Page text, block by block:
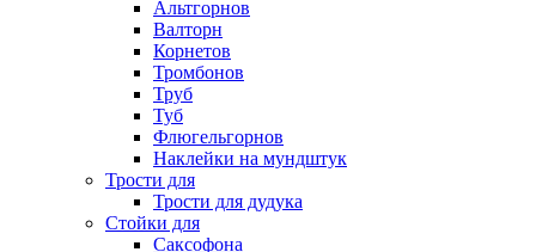
Альтгорнов
Валторн
Корнетов
Тромбонов
Труб
Туб
Флюгельгорнов
Наклейки на мундштук
Трости для
Трости для дудука
Стойки для
Саксофона